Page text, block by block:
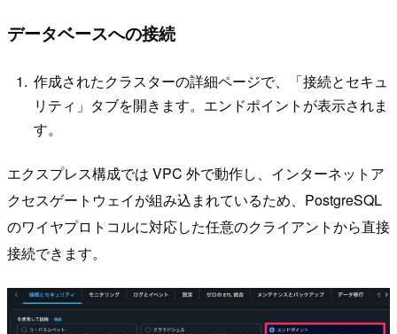
データベースへの接続
作成されたクラスターの詳細ページで、「接続とセキュ
リティ」タブを開きます。エンドポイントが表示されま
す。
エクスプレス構成では VPC 外で動作し、インターネットア
クセスゲートウェイが組み込まれているため、PostgreSQL
のワイヤプロトコルに対応した任意のクライアントから直接
接続できます。